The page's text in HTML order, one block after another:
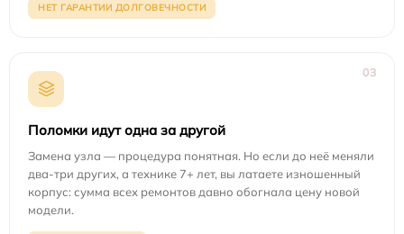
НЕТ ГАРАНТИИ ДОЛГОВЕЧНОСТИ
03
Поломки идут одна за другой
Замена узла — процедура понятная. Но если до неё меняли
два-три других, а технике 7+ лет, вы латаете изношенный
корпус: сумма всех ремонтов давно обогнала цену новой
модели.